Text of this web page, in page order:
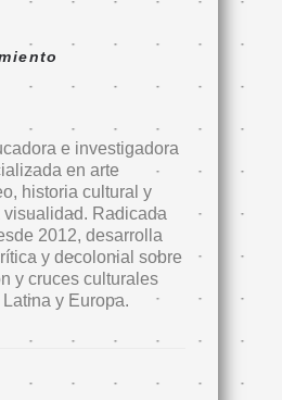
e investigadora
en arte
historia cultural y
Radicada
2012, desarrolla
y decolonial sobre
y cruces culturales
y Europa.